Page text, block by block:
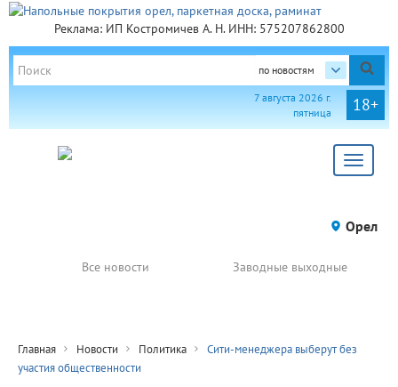
Реклама: ИП Костромичев А. Н. ИНН: 575207862800
по новостям
18+
7 августа 2026 г.
пятница
Toggle
Орел
Все новости Заводные выходные
Главная Новости Политика
Сити-менеджера выберут без
участия общественности